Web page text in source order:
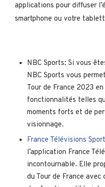
applications pour diffuser
smartphone ou votre
NBC Sports: Si vous
NBC Sports vous
Tour de France 2023
fonctionnalités telles
moments forts et de
visionnage.
France Télévisions Sport
l’application France
incontournable. Elle
du Tour de France